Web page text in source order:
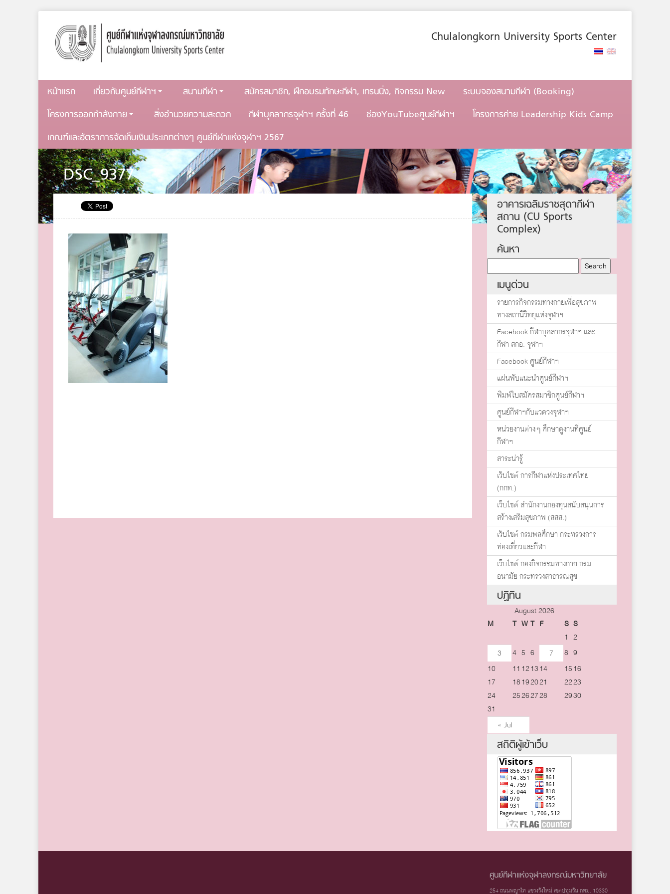
Chulalongkorn University Sports Center
หน้าแรก เกี่ยวกับศูนย์กีฬาฯ สนามกีฬา สมัครสมาชิก, ฝึกอบรมทักษะกีฬา, เทรนนิ่ง, กิจกรรม New
ระบบจองสนามกีฬา (Booking)
โครงการออกกำลังกาย
สิ่งอำนวยความสะดวก กีฬาบุคลากรจุฬาฯ ครั้งที่ 46 ช่องYouTubeศูนย์กีฬาฯ
โครงการค่าย Leadership Kids Camp
เกณฑ์และอัตราการจัดเก็บเงินประเภทต่างๆ ศูนย์กีฬาแห่งจุฬาฯ 2567
DSC_9377
อาคารเฉลิมราชสุดากีฬา
สถาน (CU Sports
Complex)
ค้นหา
เมนูด่วน
รายการกิจกรรมทางกายเพื่อสุขภาพ
ทางสถานีวิทยุแห่งจุฬาฯ
Facebook กีฬาบุคลากรจุฬาฯ และ
กีฬา สกอ. จุฬาฯ
Facebook ศูนย์กีฬาฯ
แผ่นพับแนะนำศูนย์กีฬาฯ
พิมพ์ใบสมัครสมาชิกศูนย์กีฬาฯ
ศูนย์กีฬาฯกับแวดวงจุฬาฯ
หน่วยงานต่างๆ ศึกษาดูงานที่ศูนย์
กีฬาฯ
สาระน่ารู้
เว็บไซต์ การกีฬาแห่งประเทศไทย
(กกท.)
เว็บไซต์ สำนักงานกองทุนสนับสนุนการ
สร้างเสริมสุขภาพ (สสส.)
เว็บไซต์ กรมพลศึกษา กระทรวงการ
ท่องเที่ยวและกีฬา
เว็บไซต์ กองกิจกรรมทางกาย กรม
อนามัย กระทรวงสาธารณสุข
ปฏิทิน
August 2026
M
T W T F S S
« Jul
1 2
3
4 5 6 7 8 9
10
11 121314 1516
17
18192021 2223
24
25262728 2930
31
สถิติผู้เข้าเว็บ
ศูนย์กีฬาแห่งจุฬาลงกรณ์มหาวิทยาลัย
254 ถนนพญาไท แขวงวังใหม่ เขตปทุมวัน กทม. 10330